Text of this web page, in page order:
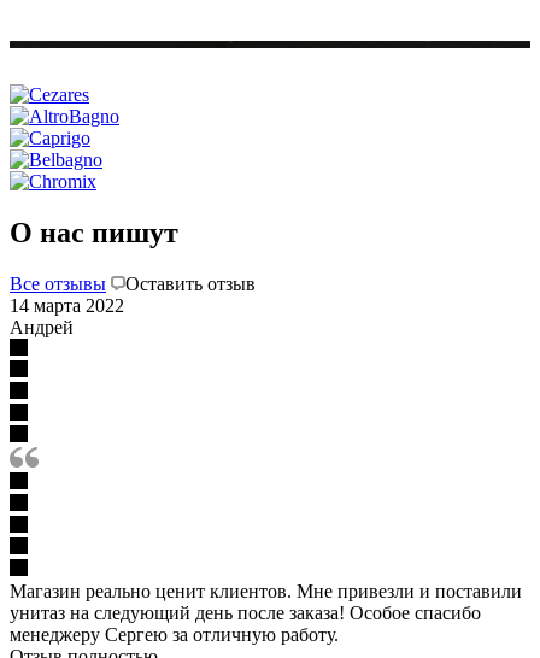
О нас пишут
Все отзывы
Оставить отзыв
14 марта 2022
Андрей
Магазин реально ценит клиентов. Мне привезли и поставили
унитаз на следующий день после заказа! Особое спасибо
менеджеру Сергею за отличную работу.